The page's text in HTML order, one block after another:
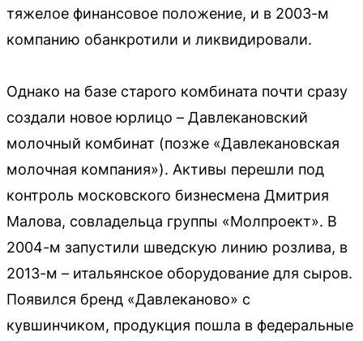
тяжелое финансовое положение, и в 2003-м
компанию обанкротили и ликвидировали.
Однако на базе старого комбината почти сразу
создали новое юрлицо – Давлекановский
молочный комбинат (позже «Давлекановская
молочная компания»). Активы перешли под
контроль московского бизнесмена Дмитрия
Малова, совладельца группы «Молпроект». В
2004-м запустили шведскую линию розлива, в
2013-м – итальянское оборудование для сыров.
Появился бренд «Давлеканово» с
кувшинчиком, продукция пошла в федеральные